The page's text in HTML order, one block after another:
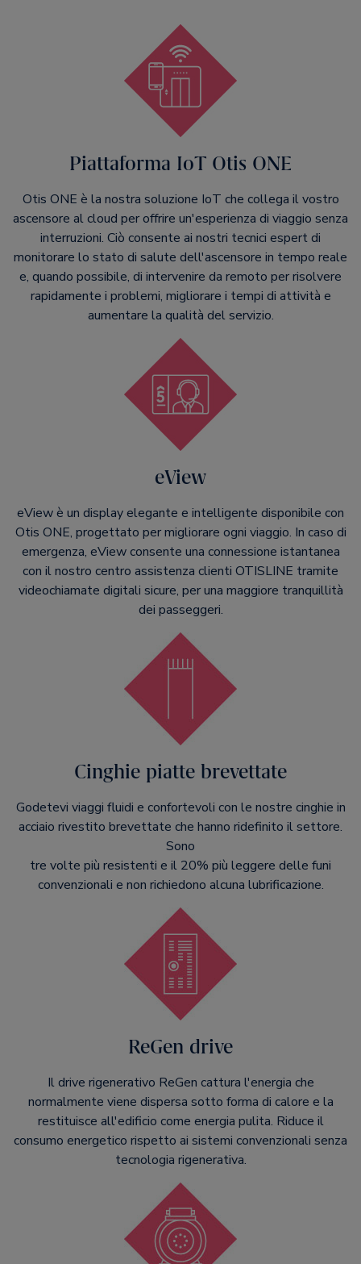
Piattaforma IoT Otis ONE
Otis ONE è la nostra soluzione IoT che collega il vostro
ascensore al cloud per offrire un'esperienza di viaggio senza
interruzioni. Ciò consente ai nostri tecnici espert di
monitorare lo stato di salute dell'ascensore in tempo reale
e, quando possibile, di intervenire da remoto per risolvere
rapidamente i problemi, migliorare i tempi di attività e
aumentare la qualità del servizio.
eView
eView è un display elegante e intelligente disponibile con
Otis ONE, progettato per migliorare ogni viaggio. In caso di
emergenza, eView consente una connessione istantanea
con il nostro centro assistenza clienti OTISLINE tramite
videochiamate digitali sicure, per una maggiore tranquillità
dei passeggeri.
Cinghie piatte brevettate
Godetevi viaggi fluidi e confortevoli con le nostre cinghie in
acciaio rivestito brevettate che hanno ridefinito il settore.
Sono
tre volte più resistenti e il 20% più leggere delle funi
convenzionali e non richiedono alcuna lubrificazione.
ReGen drive
Il drive rigenerativo ReGen cattura l'energia che
normalmente viene dispersa sotto forma di calore e la
restituisce all'edificio come energia pulita. Riduce il
consumo energetico rispetto ai sistemi convenzionali senza
tecnologia rigenerativa.